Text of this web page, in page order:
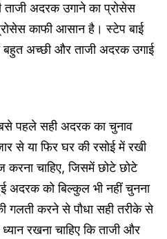
अदरक उगाने का प्रोसेस
काफी आसान है। स्टेप बाई
अच्छी और ताजी अदरक उगाई
पहले सही अदरक का चुनाव
से या फिर घर की रसोई में रखी
चाहिए, जिसमें छोटे छोटे
अदरक को बिल्कुल भी नहीं चुनना
गलती करने से पौधा सही तरीके से
रखना चाहिए कि ताजी और